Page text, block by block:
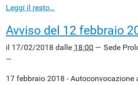
Leggi il resto…
Avviso del 12 febbraio
il 17/02/2018 dalle 18:00 — Sede
—
17 febbraio 2018 - Autoconvocazione